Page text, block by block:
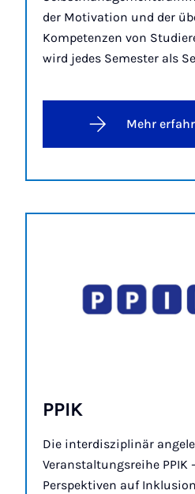
der Motivation und der
Kompetenzen von
wird jedes Semester als
Mehr
PPIK
Die interdisziplinär
Veranstaltungsreihe PPIK
Perspektiven auf